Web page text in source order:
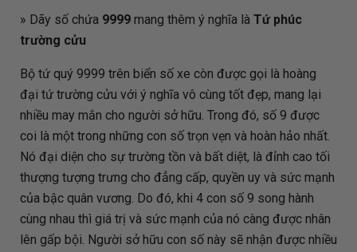
» Dãy số chứa 9999mang thêm ý nghĩa là Tứ phúc
trường cửu
Bộ tứ quý 9999 trên biển số xe còn được gọi là hoàng
đại tứ trường cửu với ý nghĩa vô cùng tốt đẹp, mang lại
nhiều may mắn cho người sở hữu. Trong đó, số 9 được
coi là một trong những con số trọn vẹn và hoàn hảo nhất.
Nó đại diện cho sự trường tồn và bất diệt, là đỉnh cao tối
thượng tượng trưng cho đẳng cấp, quyền uy và sức mạnh
của bậc quân vương. Do đó, khi 4 con số 9 song hành
cùng nhau thì giá trị và sức mạnh của nó càng được nhân
lên gấp bội. Người sở hữu con số này sẽ nhận được nhiều